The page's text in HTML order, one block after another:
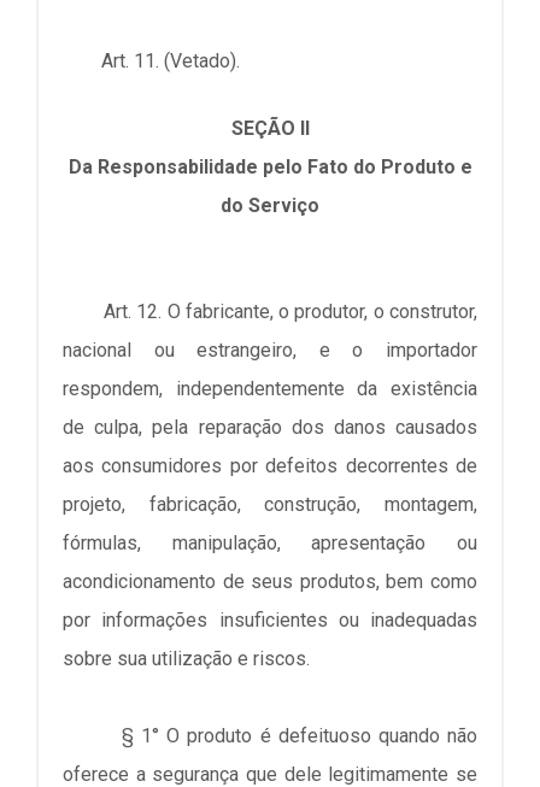
Art. 11. (Vetado).
SEÇÃO II
Da Responsabilidade pelo Fato do Produto e
do Serviço
Art. 12. O fabricante, o produtor, o construtor,
nacional ou estrangeiro, e o importador
respondem, independentemente da existência
de culpa, pela reparação dos danos causados
aos consumidores por defeitos decorrentes de
projeto, fabricação, construção, montagem,
fórmulas, manipulação, apresentação ou
acondicionamento de seus produtos, bem como
por informações insuficientes ou inadequadas
sobre sua utilização e riscos.
§ 1° O produto é defeituoso quando não
oferece a segurança que dele legitimamente se